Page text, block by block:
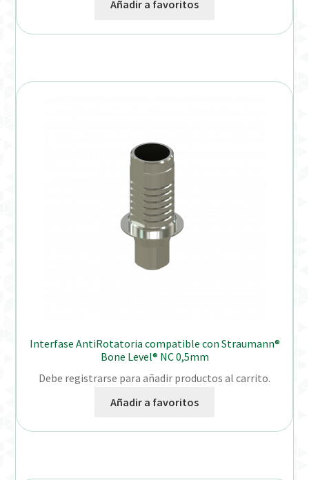
Añadir a favoritos
Interfase AntiRotatoria compatible con Straumann®
Bone Level® NC 0,5mm
Debe registrarse para añadir productos al carrito.
Añadir a favoritos